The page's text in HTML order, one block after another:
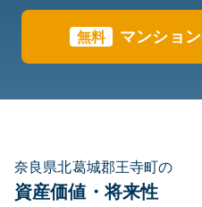
無料 マンショ
奈良県北葛城郡王寺町の
資産価値・将来性